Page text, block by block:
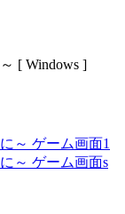
[ Windows ]